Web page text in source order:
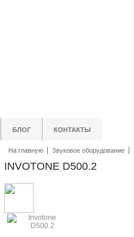
БЛОГ КОНТАКТЫ
На главную Звуковое оборудование
INVOTONE D500.2